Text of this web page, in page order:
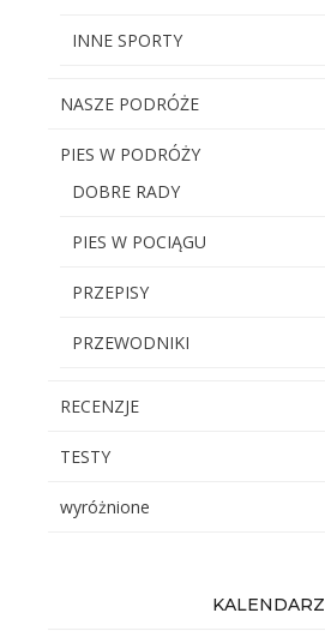
INNE SPORTY
NASZE PODRÓŻE
PIES W PODRÓŻY
DOBRE RADY
PIES W POCIĄGU
PRZEPISY
PRZEWODNIKI
RECENZJE
TESTY
wyróżnione
KALENDARZ